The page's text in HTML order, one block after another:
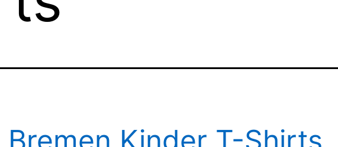
Bremen Kinder T-Shirts